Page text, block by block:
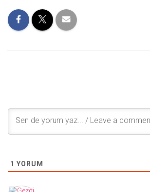
1 YORUM